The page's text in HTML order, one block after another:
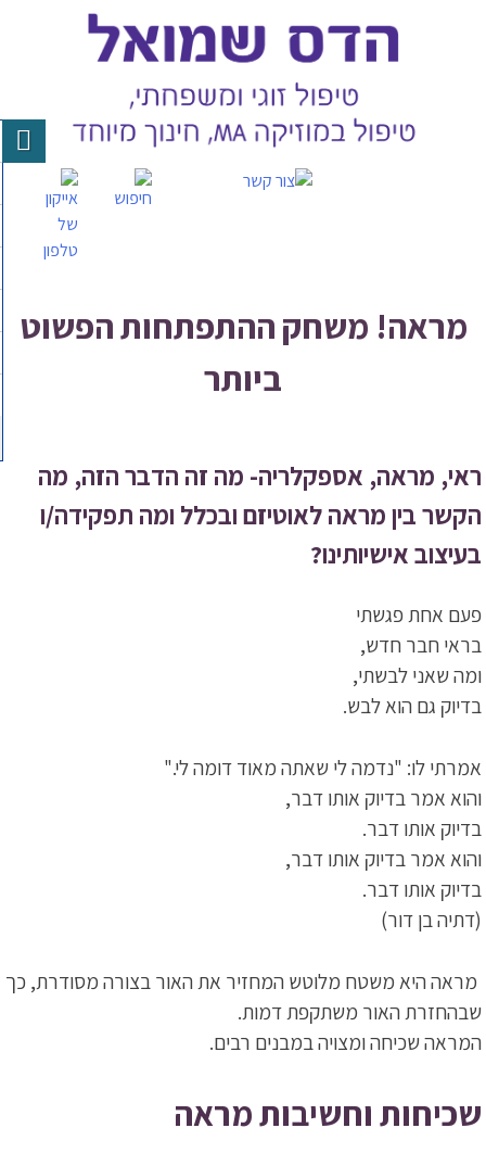
מראה! משחק ההתפתחות הפשוט
ביותר
ראי, מראה, אספקלריה- מה זה הדבר הזה, מה
הקשר בין מראה לאוטיזם ובכלל ומה תפקידה/ו
בעיצוב אישיותינו?
פעם אחת פגשתי
בראי חבר חדש,
ומה שאני לבשתי,
בדיוק גם הוא לבש.
אמרתי לו: "נדמה לי שאתה מאוד דומה לי."
והוא אמר בדיוק אותו דבר,
בדיוק אותו דבר.
והוא אמר בדיוק אותו דבר,
בדיוק אותו דבר.
(דתיה בן דור)
מראה היא משטח מלוטש המחזיר את האור בצורה מסודרת, כך
שבהחזרת האור משתקפת דמות.
המראה שכיחה ומצויה במבנים רבים.
שכיחות וחשיבות מראה